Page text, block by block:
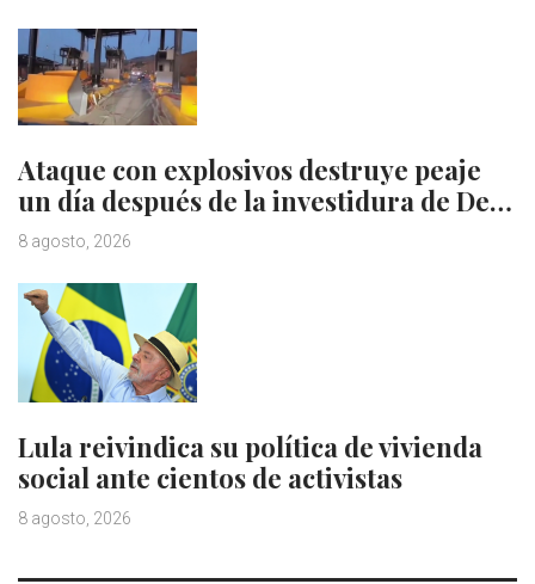
Ataque con explosivos destruye peaje
un día después de la investidura de De…
8 agosto, 2026
Lula reivindica su política de vivienda
social ante cientos de activistas
8 agosto, 2026